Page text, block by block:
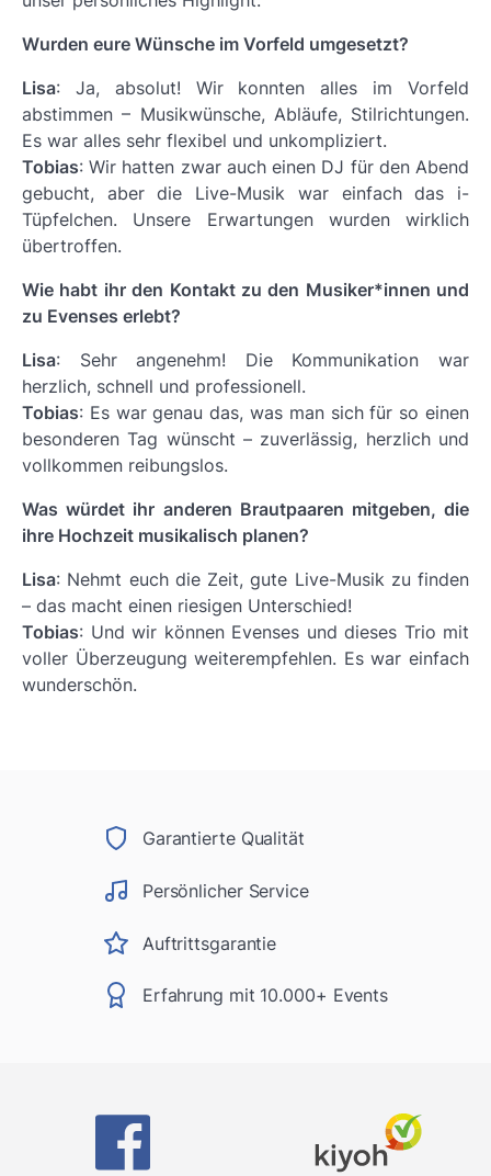
Wurden eure Wünsche im Vorfeld umgesetzt?
Lisa: Ja, absolut! Wir konnten alles im Vorfeld
abstimmen – Musikwünsche, Abläufe, Stilrichtungen.
Es war alles sehr flexibel und unkompliziert.
Tobias: Wir hatten zwar auch einen DJ für den Abend
gebucht, aber die Live-Musik war einfach das i-
Tüpfelchen. Unsere Erwartungen wurden wirklich
übertroffen.
Wie habt ihr den Kontakt zu den Musiker*innen und
zu Evenses erlebt?
Lisa: Sehr angenehm! Die Kommunikation war
herzlich, schnell und professionell.
Tobias: Es war genau das, was man sich für so einen
besonderen Tag wünscht – zuverlässig, herzlich und
vollkommen reibungslos.
Was würdet ihr anderen Brautpaaren mitgeben, die
ihre Hochzeit musikalisch planen?
Lisa: Nehmt euch die Zeit, gute Live-Musik zu finden
– das macht einen riesigen Unterschied!
Tobias: Und wir können Evenses und dieses Trio mit
voller Überzeugung weiterempfehlen. Es war einfach
wunderschön.
Garantierte Qualität
Persönlicher Service
Auftrittsgarantie
Erfahrung mit 10.000+ Events